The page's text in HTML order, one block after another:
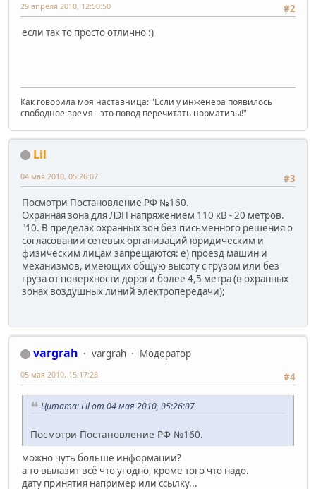
#2
29 апреля 2010, 12:50:50
если так то просто отлично :)
Как говорила моя наставница: "Если у инженера появилось
свободное время - это повод перечитать нормативы!"
Lil
#3
04 мая 2010, 05:26:07
Посмотри Постановление РФ №160.
Охранная зона для ЛЭП напряжением 110 кВ - 20 метров.
"10. В пределах охранных зон без письменного решения о
согласовании сетевых организаций юридическим и
физическим лицам запрещаются: е) проезд машин и
механизмов, имеющих общую высоту с грузом или без
груза от поверхности дороги более 4,5 метра (в охранных
зонах воздушных линий электропередачи);
vargrah vargrah
Модератор
#4
05 мая 2010, 15:17:28
Цитата: Lil от 04 мая 2010, 05:26:07
Посмотри Постановление РФ №160.
можно чуть больше информации?
а то вылазит всё что угодно, кроме того что надо.
дату принятия например или ссылку...